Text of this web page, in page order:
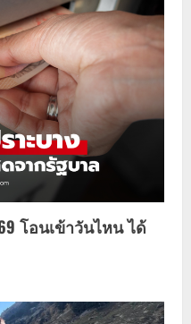
โอนเข้าวันไหน ได้